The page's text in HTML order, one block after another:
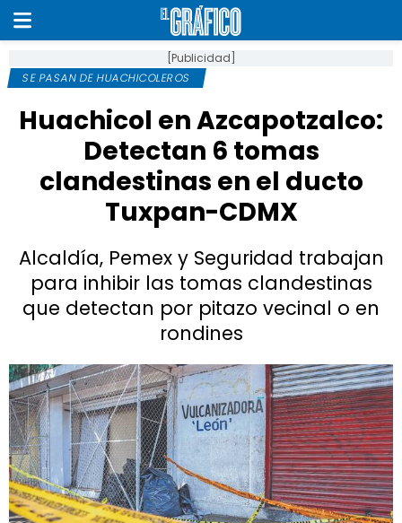
[Publicidad]
SE PASAN DE HUACHICOLEROS
Huachicol en Azcapotzalco:
Detectan 6 tomas
clandestinas en el ducto
Tuxpan-CDMX
Alcaldía, Pemex y Seguridad trabajan
para inhibir las tomas clandestinas
que detectan por pitazo vecinal o en
rondines